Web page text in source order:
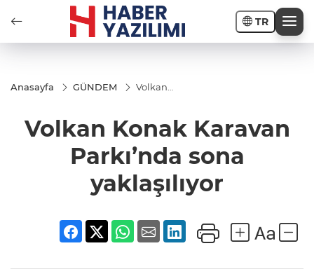
TR
Anasayfa GÜNDEM
Volkan
Parkı’nda
sona
Volkan Konak Karavan
Parkı’nda sona
yaklaşılıyor